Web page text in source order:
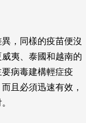
，同樣的疫苗便沒
夷、泰國和越南的
病毒建構輕症疫
且必須迅速有效，